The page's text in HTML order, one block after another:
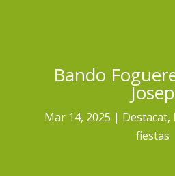
Bando
Josep
Mar 14, 2025 Destacat,
fiestas